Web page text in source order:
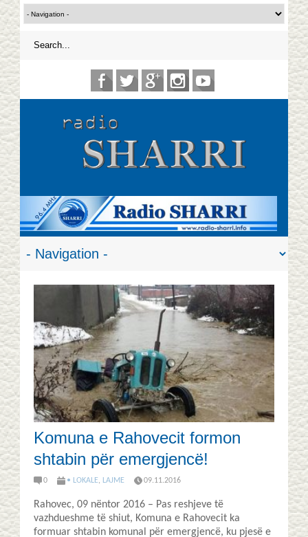
Komuna e Rahovecit formon
shtabin për emergjencë!
0 • LOKALE, LAJME 09.11.2016
Rahovec, 09 nëntor 2016 – Pas reshjeve të
vazhdueshme të shiut, Komuna e Rahovecit ka
formuar shtabin komunal për emergjencë, ku pjesë e